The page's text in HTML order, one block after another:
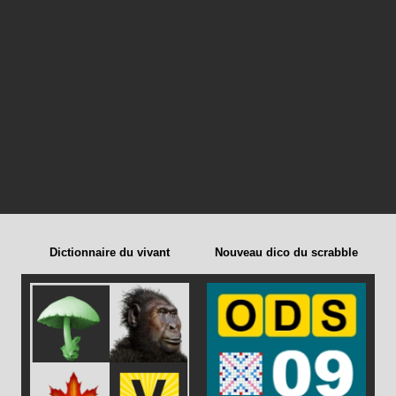
Dictionnaire du vivant Nouveau dico du scrabble